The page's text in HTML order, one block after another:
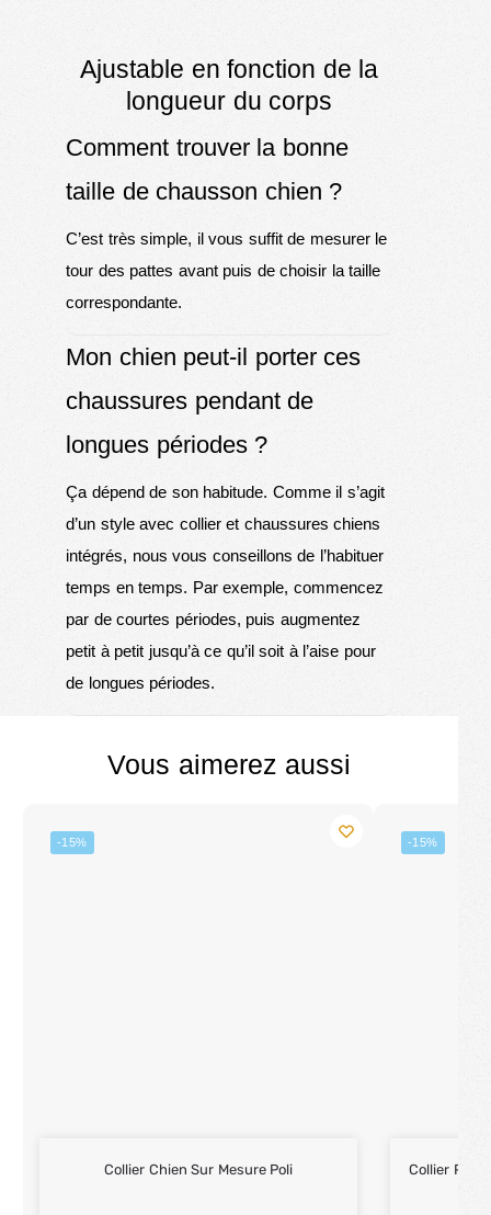
Ajustable en fonction de la
longueur du corps
Comment trouver la bonne
taille de chausson chien ?
C’est très simple, il vous suffit de mesurer le
tour des pattes avant puis de choisir la taille
correspondante.
Mon chien peut-il porter ces
chaussures pendant de
longues périodes ?
Ça dépend de son habitude. Comme il s’agit
d’un style avec collier et chaussures chiens
intégrés, nous vous conseillons de l’habituer
temps en temps. Par exemple, commencez
par de courtes périodes, puis augmentez
petit à petit jusqu’à ce qu’il soit à l’aise pour
de longues périodes.
Vous aimerez aussi
-15%
Collier Chien Sur Mesure Poli
-15%
Collier Pour